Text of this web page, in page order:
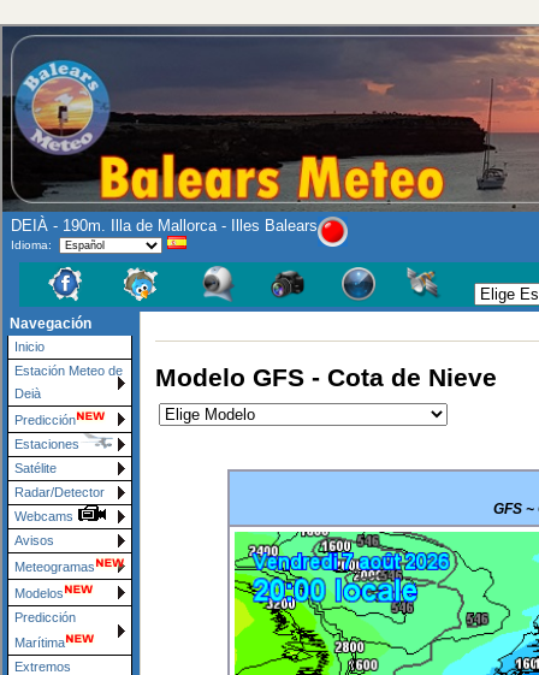
DEIÀ - 190m. Illa de Mallorca - Illes Balears
Idioma:
Navegación
Inicio
Estación Meteo de
Deià
Predicción
Estaciones
Satélite
Radar/Detector
Webcams
Avisos
Meteogramas
Modelos
Predicción
Marítima
Extremos
Modelo GFS - Cota de Nieve
GFS